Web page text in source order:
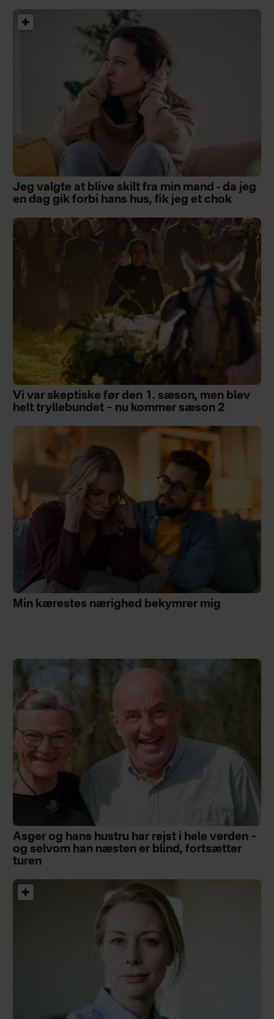
Jeg valgte at blive skilt fra min mand - da jeg
en dag gik forbi hans hus, fik jeg et chok
Vi var skeptiske før den 1. sæson, men blev
helt tryllebundet – nu kommer sæson 2
Min kærestes nærighed bekymrer mig
Asger og hans hustru har rejst i hele verden –
og selvom han næsten er blind, fortsætter
turen